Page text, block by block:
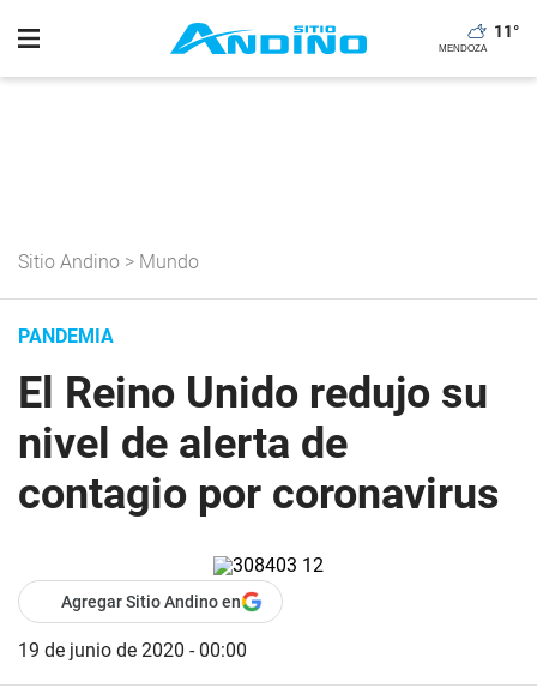
11°
Sitio Andino > Mundo
PANDEMIA
El Reino Unido redujo su
nivel de alerta de
contagio por coronavirus
Agregar Sitio Andino en
19 de junio de 2020 - 00:00